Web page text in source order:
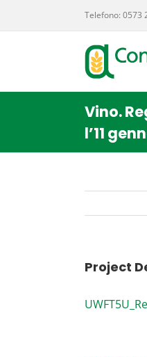
Telefono: 0573
Vino.
l’11
Project